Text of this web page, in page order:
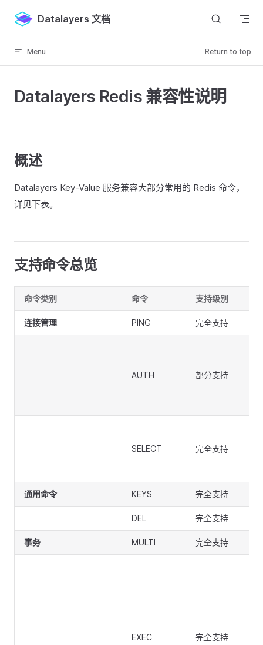
Skip to content
Datalayers 文档
Menu Return to top
Datalayers Redis 兼容性说明
概述
Datalayers Key-Value 服务兼容大部分常用的 Redis 命令，
详见下表。
支持命令总览
命令类别 命令 支持级别
连接管理 PING 完全支持
AUTH 部分支持
SELECT 完全支持
通用命令 KEYS 完全支持
DEL 完全支持
事务 MULTI 完全支持
EXEC 完全支持